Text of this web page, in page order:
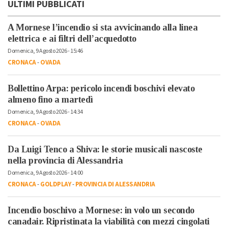
ULTIMI PUBBLICATI
A Mornese l’incendio si sta avvicinando alla linea
elettrica e ai filtri dell’acquedotto
Domenica, 9 Agosto 2026 - 15:46
CRONACA-OVADA
Bollettino Arpa: pericolo incendi boschivi elevato
almeno fino a martedì
Domenica, 9 Agosto 2026 - 14:34
CRONACA-OVADA
Da Luigi Tenco a Shiva: le storie musicali nascoste
nella provincia di Alessandria
Domenica, 9 Agosto 2026 - 14:00
CRONACA-GOLDPLAY-PROVINCIA DI ALESSANDRIA
Incendio boschivo a Mornese: in volo un secondo
canadair. Ripristinata la viabilità con mezzi cingolati